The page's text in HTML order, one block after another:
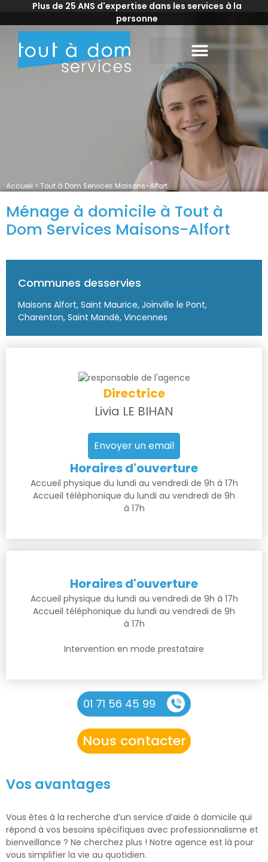
Plus de 25 ANS d'expertise dans les services à la
personne
Accueil > Tout à Dom Services Maisons-Alfort
Ménage à domicile à Tout à
Dom Services Maisons-Alfort
Communes desservies
Maisons Alfort, Saint Maurice, Joinville le Pont,
Charenton, Saint Mandé, Vincennes
Directrice
Livia LE BIHAN
Envoyer un email
Horaires d'ouverture
Accueil physique du lundi au vendredi de 9h à 17h
Accueil téléphonique du lundi au vendredi de 9h
à 17h
Horaires d'ouverture
Accueil physique du lundi au vendredi de 9h à 17h
Accueil téléphonique du lundi au vendredi de 9h
à 17h
Intervention en mode prestataire
01 71 56 45 99
Nous contacter
Vos avantages
Vous êtes à la recherche d’un service d’aide à domicile qui
répond à vos besoins spécifiques avec professionnalisme et
bienveillance ? Ne cherchez plus ! Notre agence est là pour
vous simplifier la vie au quotidien.